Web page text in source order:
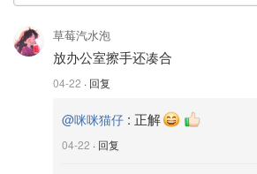
草莓汽水泡
放办公室擦手还凑合
04-22 · 回复
@咪咪猫仔 : 正解
04-22 · 回复